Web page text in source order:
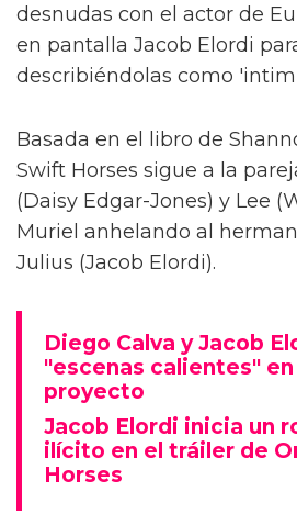
desnudas con el actor de
en pantalla Jacob Elordi
describiéndolas como
Basada en el libro de
Swift Horses sigue a la
(Daisy Edgar-Jones) y Lee
Muriel anhelando al
Julius (Jacob Elordi).
Diego Calva y Jacob
"escenas calientes" en
proyecto
Jacob Elordi inicia un
ilícito en el tráiler de
Horses